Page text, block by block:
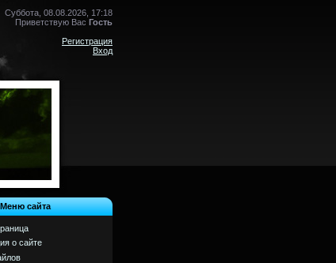
Суббота, 08.08.2026, 17:18
Приветствую Вас Гость
Регистрация
Вход
Меню сайта
о сайте